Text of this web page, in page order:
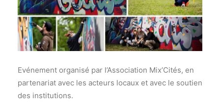
Evénement organisé par l’Association Mix’Cités, en
partenariat avec les acteurs locaux et avec le soutien
des institutions.